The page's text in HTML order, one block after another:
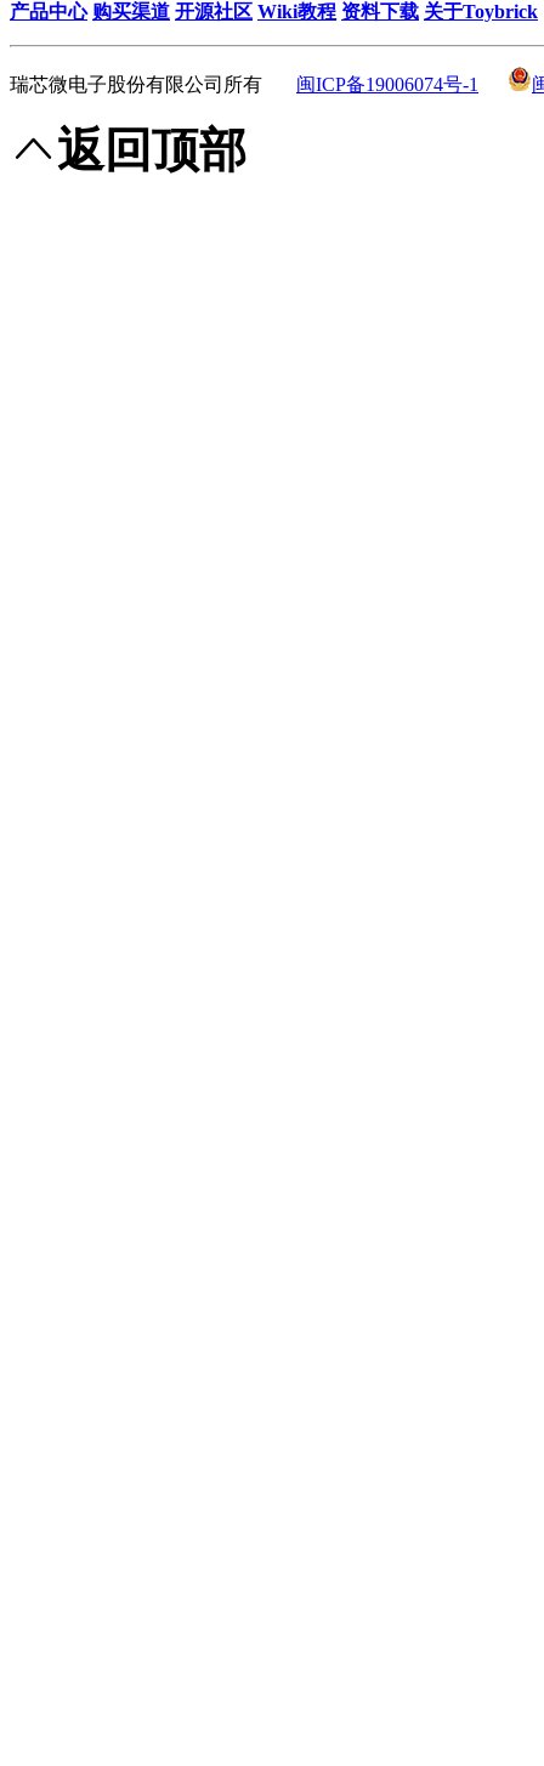
产品中心 购买渠道 开源社区 Wiki教程 资料下载 关于Toybrick
瑞芯微电子股份有限公司所有 闽ICP备19006074号-1
返回顶部